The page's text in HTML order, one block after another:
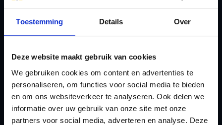
Toestemming Details Over
Deze website maakt gebruik van cookies
We gebruiken cookies om content en advertenties te
personaliseren, om functies voor social media te bieden
en om ons websiteverkeer te analyseren. Ook delen we
informatie over uw gebruik van onze site met onze
partners voor social media, adverteren en analyse. Deze
B
Belastingdienst
doorgeven
rekeningnummer
Checklist IB 2023 (PDF)
Checklist IB 2023 (Word)
Checklist IB 2024 (PDF)
Lenen van de BV
Lijfrente BV
Loonadministratie
verzorgen
M
Mogelijkheden
Stamrecht BV